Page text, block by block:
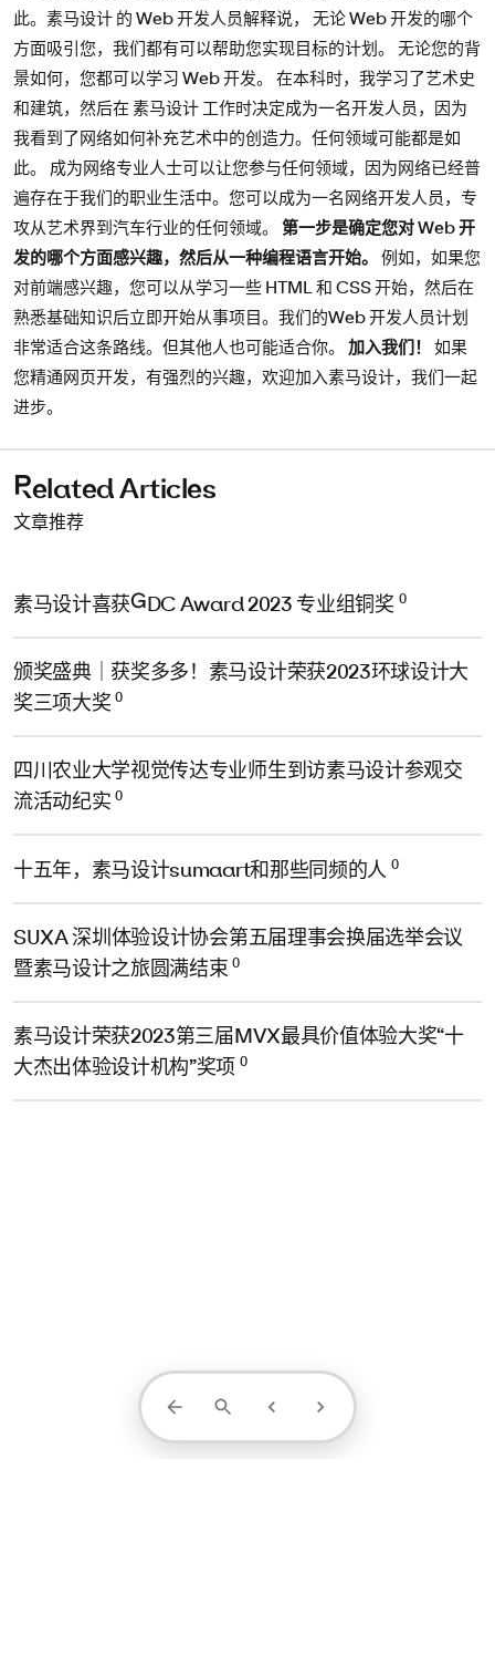
此。素马设计 的 Web 开发人员解释说， 无论 Web 开发的哪个
方面吸引您，我们都有可以帮助您实现目标的计划。 无论您的背
景如何，您都可以学习 Web 开发。 在本科时，我学习了艺术史
和建筑，然后在 素马设计 工作时决定成为一名开发人员，因为
我看到了网络如何补充艺术中的创造力。任何领域可能都是如
此。 成为网络专业人士可以让您参与任何领域，因为网络已经普
遍存在于我们的职业生活中。您可以成为一名网络开发人员，专
攻从艺术界到汽车行业的任何领域。 第一步是确定您对 Web 开
发的哪个方面感兴趣，然后从一种编程语言开始。 例如，如果您
对前端感兴趣，您可以从学习一些 HTML 和 CSS 开始，然后在
熟悉基础知识后立即开始从事项目。我们的Web 开发人员计划
非常适合这条路线。但其他人也可能适合你。 加入我们！ 如果
您精通网页开发，有强烈的兴趣，欢迎加入素马设计，我们一起
进步。
Related Articles
文章推荐
素马设计喜获GDC Award 2023 专业组铜奖 0
颁奖盛典｜获奖多多！素马设计荣获2023环球设计大
奖三项大奖 0
四川农业大学视觉传达专业师生到访素马设计参观交
流活动纪实 0
十五年，素马设计sumaart和那些同频的人 0
SUXA 深圳体验设计协会第五届理事会换届选举会议
暨素马设计之旅圆满结束 0
素马设计荣获2023第三届MVX最具价值体验大奖“十
大杰出体验设计机构”奖项 0